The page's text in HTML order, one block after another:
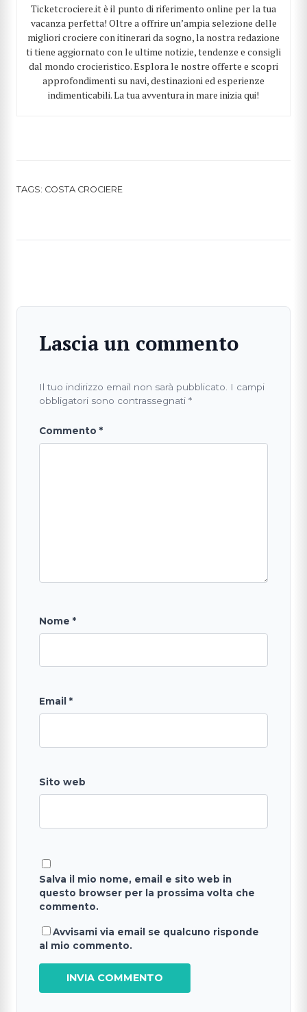
Ticketcrociere.it è il punto di riferimento online per la tua
vacanza perfetta! Oltre a offrire un’ampia selezione delle
migliori crociere con itinerari da sogno, la nostra redazione
ti tiene aggiornato con le ultime notizie, tendenze e consigli
dal mondo crocieristico. Esplora le nostre offerte e scopri
approfondimenti su navi, destinazioni ed esperienze
indimenticabili. La tua avventura in mare inizia qui!
TAGS: COSTA CROCIERE
Lascia un commento
Il tuo indirizzo email non sarà pubblicato.
I campi
obbligatori sono contrassegnati *
Commento *
Nome *
Email *
Sito web
Salva il mio nome, email e sito web in
questo browser per la prossima volta che
commento.
Avvisami via email se qualcuno risponde
al mio commento.